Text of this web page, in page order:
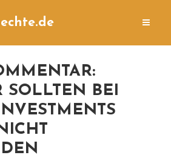
SOLLTEN BEI